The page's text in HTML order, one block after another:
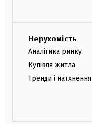
Нерухомість
Аналітика ринку
Купівля житла
Тренди і натхнення